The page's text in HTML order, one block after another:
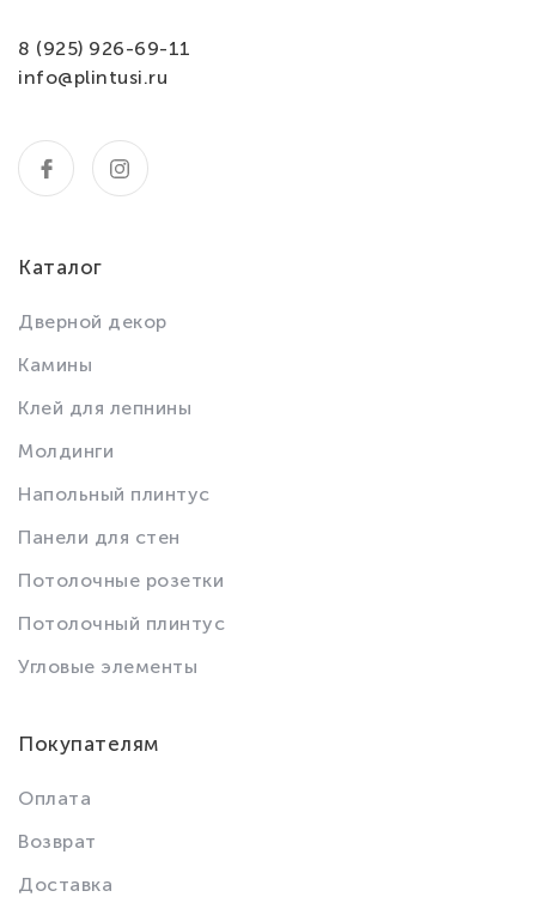
8 (925) 926-69-11
info@plintusi.ru
Каталог
Дверной декор
Камины
Клей для лепнины
Молдинги
Напольный плинтус
Панели для стен
Потолочные розетки
Потолочный плинтус
Угловые элементы
Покупателям
Оплата
Возврат
Доставка